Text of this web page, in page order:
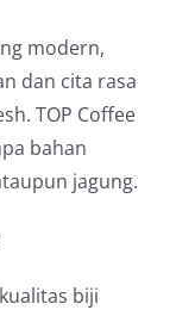
modern,
dan cita rasa
TOP Coffee
bahan
jagung.
biji